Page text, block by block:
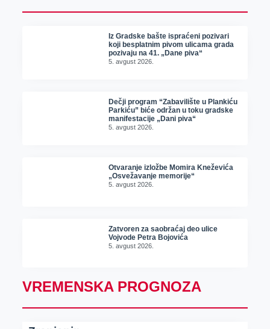
Iz Gradske bašte ispraćeni pozivari
koji besplatnim pivom ulicama grada
pozivaju na 41. „Dane piva“
5. avgust 2026.
Dečji program “Zabavilište u Plankiću
Parkiću” biće održan u toku gradske
manifestacije „Dani piva“
5. avgust 2026.
Otvaranje izložbe Momira Kneževića
„Osvežavanje memorije“
5. avgust 2026.
Zatvoren za saobraćaj deo ulice
Vojvode Petra Bojovića
5. avgust 2026.
VREMENSKA PROGNOZA